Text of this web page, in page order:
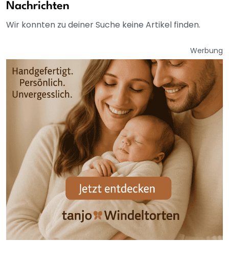
Nachrichten
Wir konnten zu deiner Suche keine Artikel finden.
Werbung